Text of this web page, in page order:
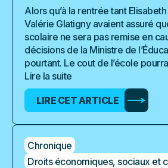
Alors qu’à la rentrée tant
Valérie Glatigny avaient assuré
scolaire ne sera pas remise en
décisions de la Ministre de
pourtant. Le cout de l’école
Lire la suite
LIRE CET ARTICLE
Chronique
Droits économiques, sociaux et